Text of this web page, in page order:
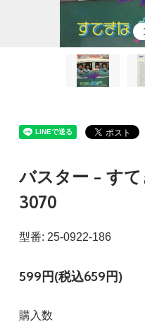
バスター - す
3070
型番: 25-0922-186
599円(税込659円)
購入数